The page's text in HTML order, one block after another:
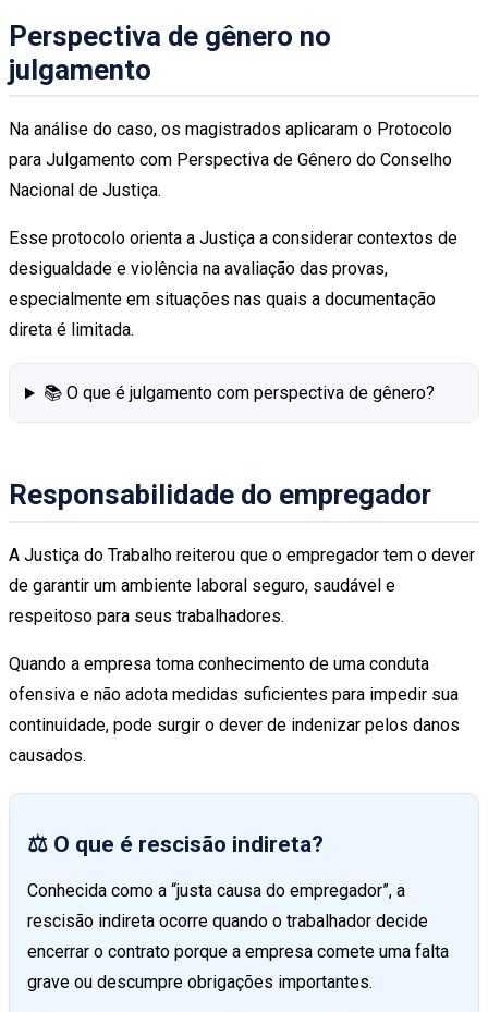
Perspectiva de gênero no
julgamento
Na análise do caso, os magistrados aplicaram o Protocolo
para Julgamento com Perspectiva de Gênero do Conselho
Nacional de Justiça.
Esse protocolo orienta a Justiça a considerar contextos de
desigualdade e violência na avaliação das provas,
especialmente em situações nas quais a documentação
direta é limitada.
📚 O que é julgamento com perspectiva de gênero?
Responsabilidade do empregador
A Justiça do Trabalho reiterou que o empregador tem o dever
de garantir um ambiente laboral seguro, saudável e
respeitoso para seus trabalhadores.
Quando a empresa toma conhecimento de uma conduta
ofensiva e não adota medidas suficientes para impedir sua
continuidade, pode surgir o dever de indenizar pelos danos
causados.
⚖️ O que é rescisão indireta?
Conhecida como a “justa causa do empregador”, a
rescisão indireta ocorre quando o trabalhador decide
encerrar o contrato porque a empresa comete uma falta
grave ou descumpre obrigações importantes.